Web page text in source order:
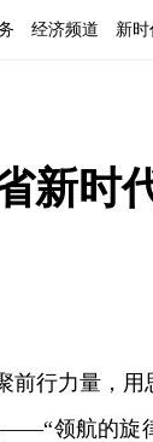
经济频道 新
新时
前行力量，
领航的旋